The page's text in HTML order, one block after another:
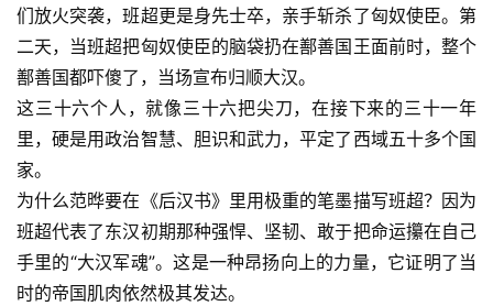
们放火突袭，班超更是身先士卒，亲手斩杀了匈奴使臣。第
二天，当班超把匈奴使臣的脑袋扔在鄯善国王面前时，整个
鄯善国都吓傻了，当场宣布归顺大汉。
这三十六个人，就像三十六把尖刀，在接下来的三十一年
里，硬是用政治智慧、胆识和武力，平定了西域五十多个国
家。
为什么范晔要在《后汉书》里用极重的笔墨描写班超？因为
班超代表了东汉初期那种强悍、坚韧、敢于把命运攥在自己
手里的“大汉军魂”。这是一种昂扬向上的力量，它证明了当
时的帝国肌肉依然极其发达。